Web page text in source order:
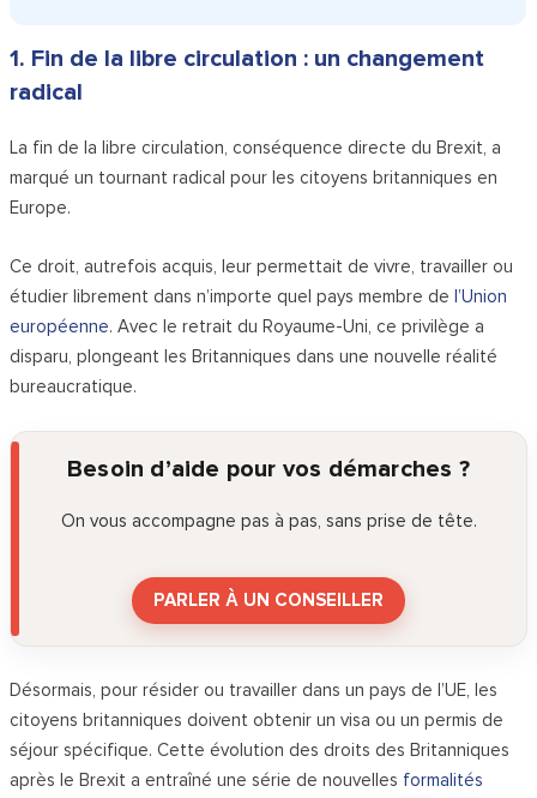
1. Fin de la libre circulation : un changement
radical
La fin de la libre circulation, conséquence directe du Brexit, a
marqué un tournant radical pour les citoyens britanniques en
Europe.
Ce droit, autrefois acquis, leur permettait de vivre, travailler ou
étudier librement dans n’importe quel pays membre del’Union
européenne. Avec le retrait du Royaume-Uni, ce privilège a
disparu, plongeant les Britanniques dans une nouvelle réalité
bureaucratique.
Besoin d’aide pour vos démarches ?
On vous accompagne pas à pas, sans prise de tête.
PARLER À UN CONSEILLER
Désormais, pour résider ou travailler dans un pays de l’UE, les
citoyens britanniques doivent obtenir un visa ou un permis de
séjour spécifique. Cette évolution des droits des Britanniques
après le Brexit a entraîné une série de nouvelles formalités